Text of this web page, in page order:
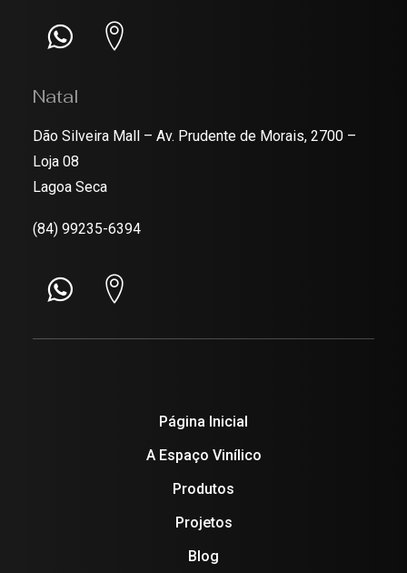
Natal
Dão Silveira Mall – Av. Prudente de Morais, 2700 –
Loja 08
Lagoa Seca
(84) 99235-6394
Página Inicial
A Espaço Vinílico
Produtos
Projetos
Blog